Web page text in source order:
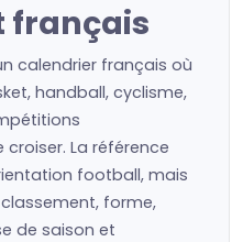
français
calendrier français où
handball, cyclisme,
La référence
football, mais
classement, forme,
de saison et